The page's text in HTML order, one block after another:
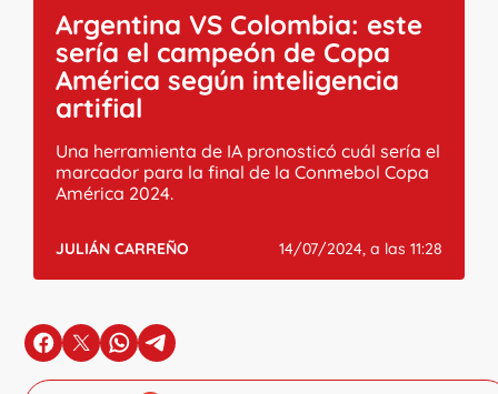
Argentina VS Colombia: este
sería el campeón de Copa
América según inteligencia
artifial
Una herramienta de IA pronosticó cuál sería el
marcador para la final de la Conmebol Copa
América 2024.
JULIÁN CARREÑO 14/07/2024, a las 11:28
en Facebook
en Xen Whatsapp
en Telegram